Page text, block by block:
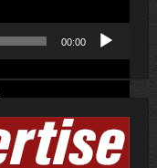
00:00